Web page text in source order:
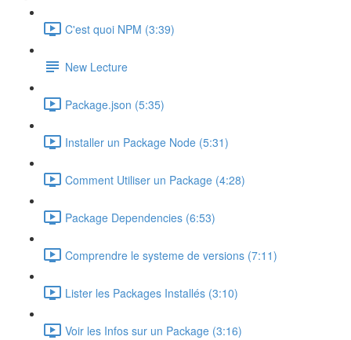
C'est quoi NPM (3:39)
New Lecture
Package.json (5:35)
Installer un Package Node (5:31)
Comment Utiliser un Package (4:28)
Package Dependencies (6:53)
Comprendre le systeme de versions (7:11)
Lister les Packages Installés (3:10)
Voir les Infos sur un Package (3:16)